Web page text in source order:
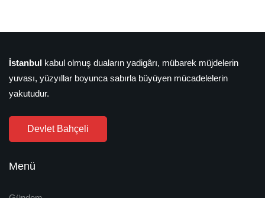
İstanbul kabul olmuş duaların yadigârı, mübarek müjdelerin
yuvası, yüzyıllar boyunca sabırla büyüyen mücadelelerin
yakutudur.
Devlet Bahçeli
Menü